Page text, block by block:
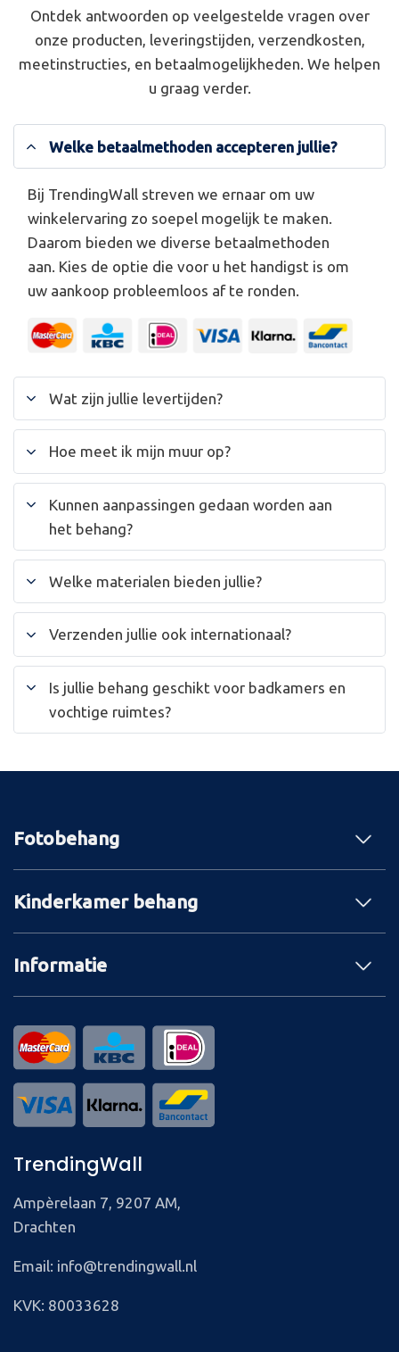
Ontdek antwoorden op veelgestelde vragen over
onze producten, leveringstijden, verzendkosten,
meetinstructies, en betaalmogelijkheden. We helpen
u graag verder.
Welke betaalmethoden accepteren jullie?
Bij TrendingWall streven we ernaar om uw
winkelervaring zo soepel mogelijk te maken.
Daarom bieden we diverse betaalmethoden
aan. Kies de optie die voor u het handigst is om
uw aankoop probleemloos af te ronden.
Wat zijn jullie levertijden?
Hoe meet ik mijn muur op?
Kunnen aanpassingen gedaan worden aan
het behang?
Welke materialen bieden jullie?
Verzenden jullie ook internationaal?
Is jullie behang geschikt voor badkamers en
vochtige ruimtes?
Fotobehang
Kinderkamer behang
Informatie
TrendingWall
Ampèrelaan 7, 9207 AM,
Drachten
Email: info@trendingwall.nl
KVK: 80033628